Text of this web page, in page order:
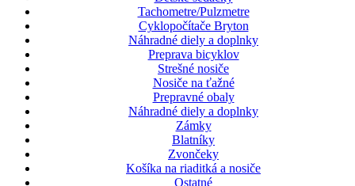
Tachometre/Pulzmetre
Cyklopočítače Bryton
Náhradné diely a doplnky
Preprava bicyklov
Strešné nosiče
Nosiče na ťažné
Prepravné obaly
Náhradné diely a doplnky
Zámky
Blatníky
Zvončeky
Košíka na riaditká a nosiče
Ostatné